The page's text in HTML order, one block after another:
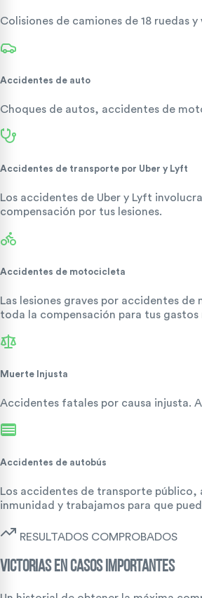
Colisiones de camiones de 18 ruedas
Accidentes de auto
Choques de autos, accidentes de
Accidentes de transporte por Uber y Lyft
Los accidentes de Uber y Lyft
compensación por tus lesiones.
Accidentes de motocicleta
Las lesiones graves por accidentes
toda la compensación para tus gastos
Muerte Injusta
Accidentes fatales por causa injusta.
Accidentes de autobús
Los accidentes de transporte público,
inmunidad y trabajamos para que
RESULTADOS COMPROBADOS
VICTORIAS EN CASOS IMPORTANTES